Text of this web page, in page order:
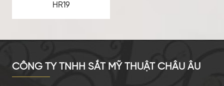
HR19
CÔNG TY TNHH SẮT MỸ THUẬT CHÂU ÂU